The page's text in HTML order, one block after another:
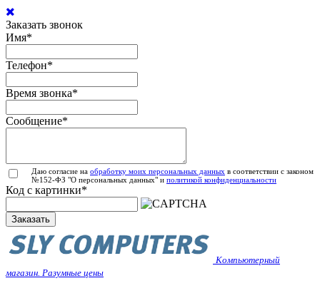
Заказать звонок
Имя*
Телефон*
Время звонка*
Сообщение*
Даю согласие на обработку моих персональных данных в соответствии с законом
№152-ФЗ "О персональных данных" и политикой конфиденциальности
Код с картинки*
Заказать
Компьютерный
магазин. Разумные цены